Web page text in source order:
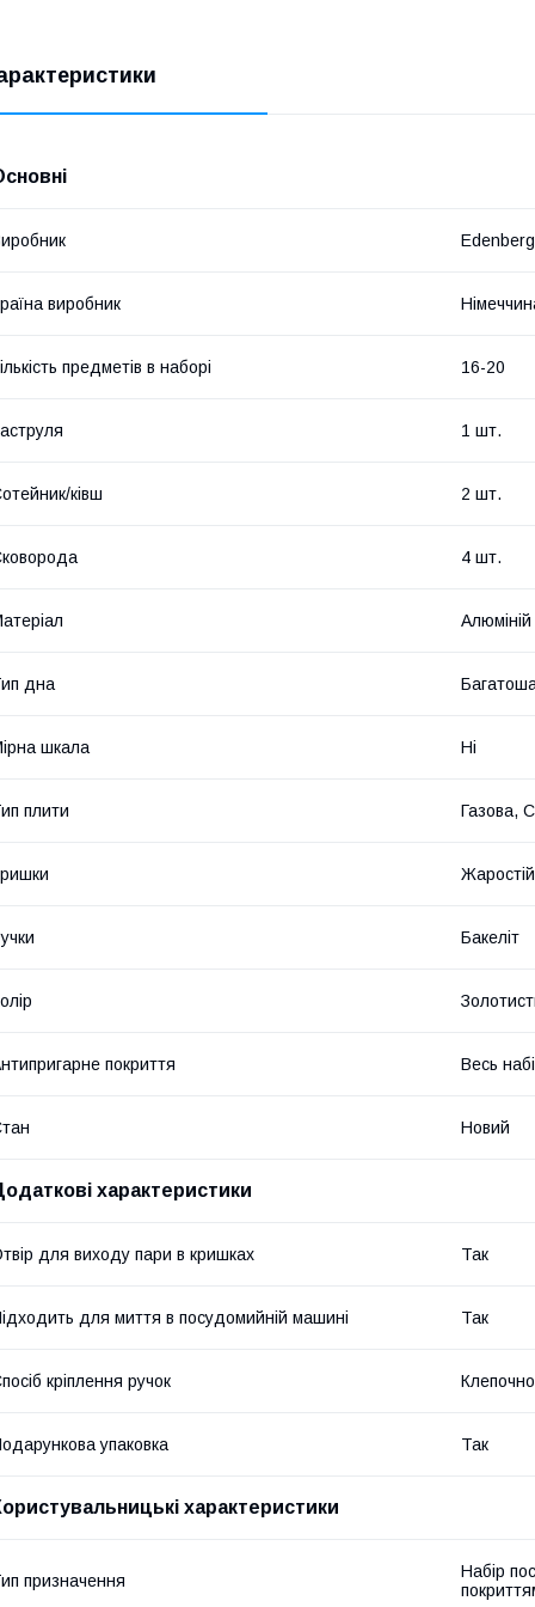
Edenberg
виробник
предметів в наборі 16-20
1 шт.
ківш 2 шт.
4 шт.
Алюміній
дна
шкала Ні
плити Газова,
Бакеліт
покриття Весь
Новий
характеристики
для виходу пари в кришках Так
для миття в посудомийній машині Так
кріплення ручок
упаковка Так
характеристики
призначення
Набір